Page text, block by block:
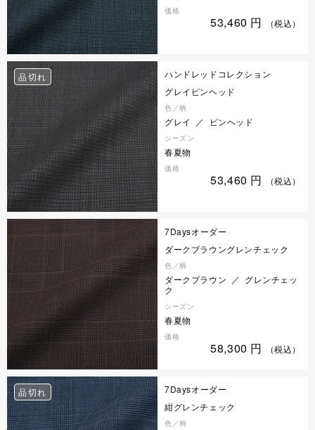
価格
53,460 円 （税込）
品切れ
ハンドレッドコレクション
グレイピンヘッド
色／柄
グレイ ／ ピンヘッド
シーズン
春夏物
価格
53,460 円 （税込）
7Daysオーダー
ダークブラウングレンチェック
色／柄
ダークブラウン ／ グレンチェッ
ク
シーズン
春夏物
価格
58,300 円 （税込）
品切れ
7Daysオーダー
紺グレンチェック
色／柄